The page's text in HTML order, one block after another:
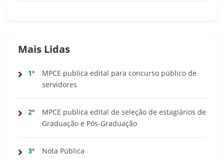
Mais Lidas
1º
MPCE publica edital para concurso público de
servidores
2º
MPCE publica edital de seleção de estagiários de
Graduação e Pós-Graduação
3º Nota Pública